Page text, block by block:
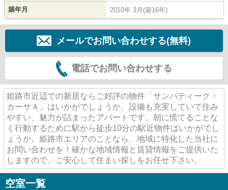
築年月 2010年 3月(築16年)
メールでお問い合わせする(無料)
電話でお問い合わせする
姫路市近辺での新居ならご好評の物件「サンパティーク・
カーサＡ」はいかがでしょうか。設備も充実していて住み
やすい、魅力が詰まったアパートです。朝に慌てることな
く行動するために駅から徒歩10分の駅近物件はいかがでし
ょうか。姫路市エリアのことなら、地域に特化した当社に
お問い合わせを！確かな地域情報と賃貸情報をご提供いた
しますので、ご安心して住まい探しをお任せ下さい。
空室一覧